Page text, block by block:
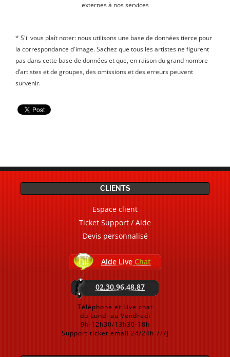
externes à nos services
* S'il vous plaît noter: nous utilisons une base de données tierce pour
la correspondance d'image. Sachez que tous les artistes ne figurent
pas dans cette base de données et que, en raison du grand nombre
d’artistes et de groupes, des omissions et des erreurs peuvent
survenir.
CLIENTS
Espace client
Ticket Support / Aide
Devis personnalisé
Aide Live Chat
02.30.96.48.87
Téléphone et Live chat
du Lundi au Vendredi
9h-12h30/13h30-18h
Support ticket email 24/24h 7/7j